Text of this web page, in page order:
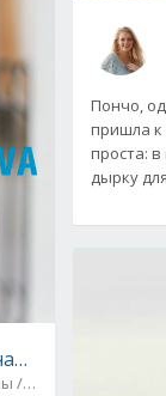
от
/ Шапки, шарфы,
Пончо,
пришла к
проста:
дырку